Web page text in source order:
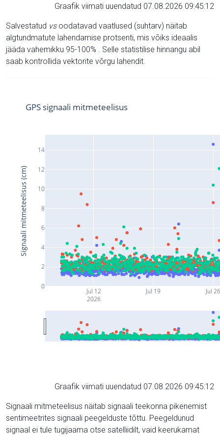
Graafik viimati uuendatud 07.08.2026 09:45:12
Salvestatud vsoodatavad vaatlused (suhtarv) näitab
algtundmatute lahendamise protsenti, mis võiks ideaalis
jääda vahemikku 95-100% . Selle statistilise hinnangu abil
saab kontrollida vektorite võrgu lahendit.
Jul 12
2026
Jul 19 Jul
0
2
4
6
8
10
12
14
GPS signaali mitmeteelisus
Signaali mitmeteelisus (cm)
Graafik viimati uuendatud 07.08.2026 09:45:12
Signaali mitmeteelisus näitab signaali teekonna pikenemist
sentimeetrites signaali peegelduste tõttu. Peegeldunud
signaal ei tule tugijaama otse satelliidilt, vaid keerukamat